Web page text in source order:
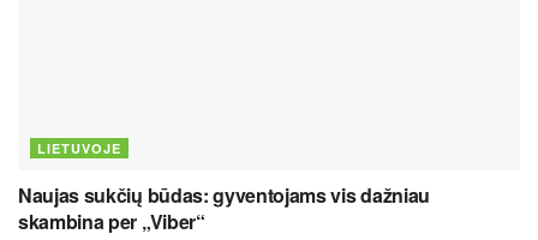
LIETUVOJE
Naujas sukčių būdas: gyventojams vis dažniau
skambina per „Viber“